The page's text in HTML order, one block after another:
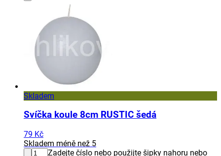
Skladem
Svíčka koule 8cm RUSTIC šedá
79 Kč
Skladem méně než 5
Zadejte číslo nebo použijte šipky nahoru nebo